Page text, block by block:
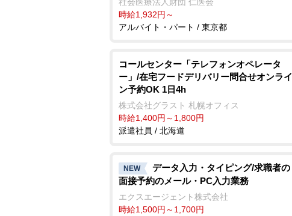
時給1,932円～
アルバイト・パート / 東京都
コールセンター「テレフォンオペレータ
ー」/在宅フードデリバリー問合せオンライ
ン予約OK 1日4h
株式会社グラスト 札幌オフィス
時給1,400円～1,800円
派遣社員 / 北海道
NEW
データ入力・タイピング/求職者の
面接予約のメール・PC入力業務
エクスエージェント株式会社
時給1,500円～1,700円